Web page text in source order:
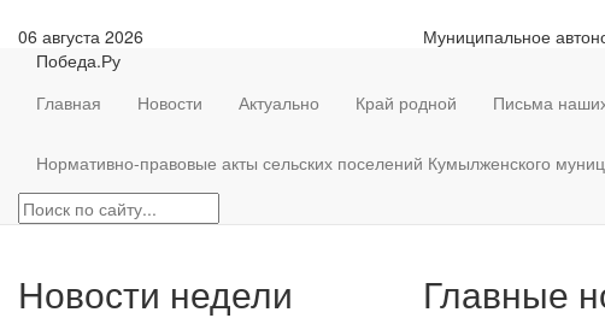
06 августа 2026 Муниципальное
Победа.Ру
Главная
Новости Актуально Край родной Письма
Нормативно-правовые акты сельских поселений Кумылженского
Новости недели Главные